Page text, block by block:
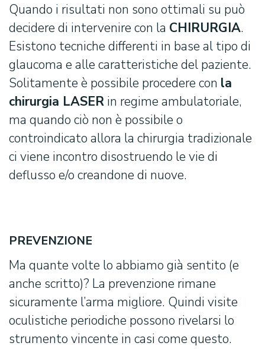
Quando i risultati non sono ottimali su può
decidere di intervenire con la CHIRURGIA.
Esistono tecniche differenti in base al tipo di
glaucoma e alle caratteristiche del paziente.
Solitamente è possibile procedere con la
chirurgia LASER in regime ambulatoriale,
ma quando ciò non è possibile o
controindicato allora la chirurgia tradizionale
ci viene incontro disostruendo le vie di
deflusso e/o creandone di nuove.
PREVENZIONE
Ma quante volte lo abbiamo già sentito (e
anche scritto)? La prevenzione rimane
sicuramente l’arma migliore. Quindi visite
oculistiche periodiche possono rivelarsi lo
strumento vincente in casi come questo.